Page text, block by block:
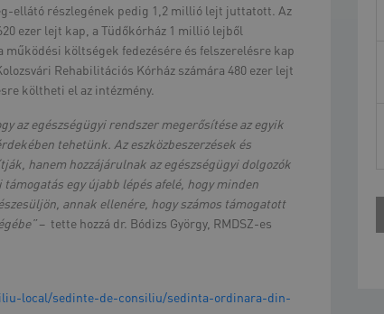
ellátó részlegének pedig 1,2 millió lejt juttatott. Az
ezer lejt kap, a Tüdőkórház 1 millió lejből
költségek fedezésére és felszerelésre kap
Rehabilitációs Kórház számára 480 ezer lejt
költheti el az intézmény.
az egészségügyi rendszer megerősítése az egyik
tehetünk. Az eszközbeszerzések és
hanem hozzájárulnak az egészségügyi dolgozók
egy újabb lépés afelé, hogy minden
annak ellenére, hogy számos támogatott
– tette hozzá dr. Bódizs György, RMDSZ-es
local/sedinte-de-consiliu/sedinta-ordinara-din-